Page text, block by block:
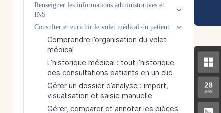
Renseigner les informations administratives et
INS
Consulter et enrichir le volet médical du patient
Comprendre l’organisation du volet
médical
L’historique médical : tout l’historique
des consultations patients en un clic
Gérer un dossier d’analyse : import,
visualisation et saisie manuelle
Gérer, comparer et annoter les pièces